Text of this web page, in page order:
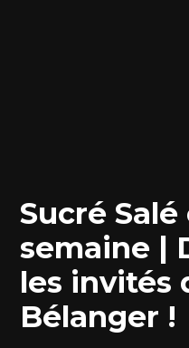
Sucré
semaine |
les invités
Bélanger !